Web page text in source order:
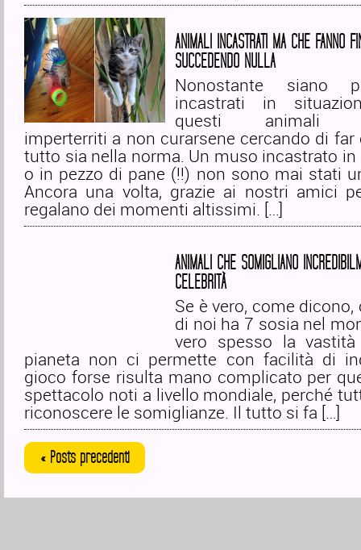
ANIMALI INCASTRATI MA CHE FANNO
SUCCEDENDO NULLA
Nonostante siano
incastrati in
questi animali
imperterriti a non curarsene cercando di far
tutto sia nella norma. Un muso incastrato
o in pezzo di pane (!!) non sono mai stati
Ancora una volta, grazie ai nostri amici
regalano dei momenti altissimi. […]
ANIMALI CHE SOMIGLIANO
CELEBRITÀ
Se è vero, come
di noi ha 7 sosia nel
vero spesso la
pianeta non ci permette con facilità di
gioco forse risulta mano complicato per
spettacolo noti a livello mondiale, perché
riconoscere le somiglianze. Il tutto si fa […]
« Posts precedenti